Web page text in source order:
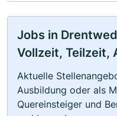
Jobs in
Vollzeit, Teilzeit,
Aktuelle
Ausbildung oder als
Quereinsteiger und